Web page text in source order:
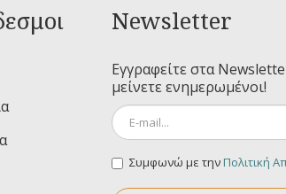
Newsletter
Εγγραφείτε στα
μείνετε ενημερωμένοι!
Συμφωνώ με τηνΠολιτική